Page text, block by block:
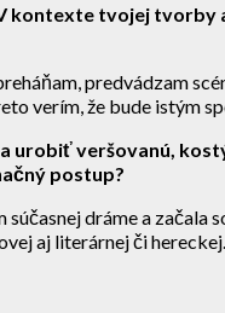
kontexte tvojej
predvádzam
verím, že bude istým
veršovanú,
postup?
dráme a
aj literárnej či hereckej.